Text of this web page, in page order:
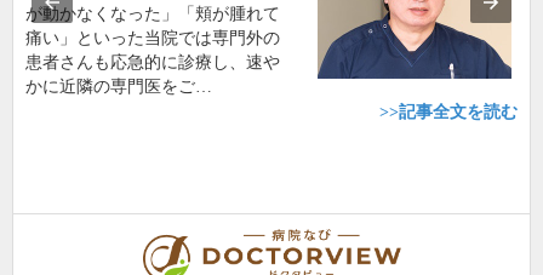
が動かなくなった」「頬が腫れて
痛い」といった当院では専門外の
患者さんも応急的に診療し、速や
かに近隣の専門医をご…
>>記事全文を読む